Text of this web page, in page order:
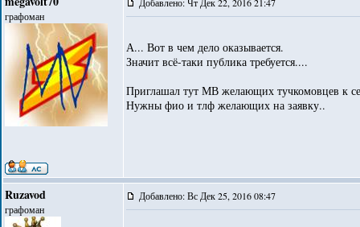
графоман
А... Вот в чем дело оказывается.
Значит всё-таки публика требуется....
Приглашал тут МВ желающих тучкомовцев к
Нужны фио и тлф желающих на заявку..
Ruzavod
графоман
Добавлено: Вс Дек 25, 2016 08:47